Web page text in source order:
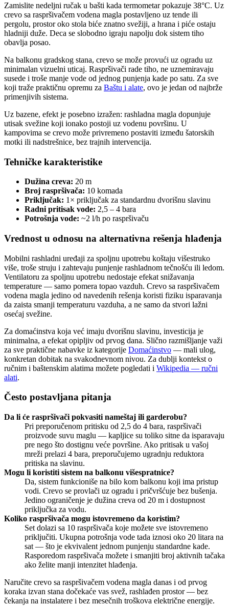
Zamislite nedeljni ručak u bašti kada termometar pokazuje 38°C. Uz
crevo sa raspršivačem vodena magla postavljeno uz tende ili
pergolu, prostor oko stola biće znatno svežiji, a hrana i piće ostaju
hladniji duže. Deca se slobodno igraju napolju dok sistem tiho
obavlja posao.
Na balkonu gradskog stana, crevo se može provući uz ogradu uz
minimalan vizuelni uticaj. Raspršivači rade tiho, ne uznemiravaju
susede i troše manje vode od jednog punjenja kade po satu. Za sve
koji traže praktičnu opremu za Baštu i alate, ovo je jedan od najbrže
primenjivih sistema.
Uz bazene, efekt je posebno izražen: rashladna magla dopunjuje
utisak svežine koji ionako postoji uz vodenu površinu. U
kampovima se crevo može privremeno postaviti između šatorskih
motki ili nadstrešnice, bez trajnih intervencija.
Tehničke karakteristike
Dužina creva: 20 m
Broj raspršivača: 10 komada
Priključak: 1× priključak za standardnu dvorišnu slavinu
Radni pritisak vode: 2,5 – 4 bara
Potrošnja vode: ~2 l/h po raspršivaču
Vrednost u odnosu na alternativna rešenja hlađenja
Mobilni rashladni uređaji za spoljnu upotrebu koštaju višestruko
više, troše struju i zahtevaju punjenje rashladnom tečnošću ili ledom.
Ventilatoru za spoljnu upotrebu nedostaje efekat snižavanja
temperature — samo pomera topao vazduh. Crevo sa raspršivačem
vodena magla jedino od navedenih rešenja koristi fiziku isparavanja
da zaista smanji temperaturu vazduha, a ne samo da stvori lažni
osećaj svežine.
Za domaćinstva koja već imaju dvorišnu slavinu, investicija je
minimalna, a efekat opipljiv od prvog dana. Slično razmišljanje važi
za sve praktične nabavke iz kategorije Domaćinstvo — mali ulog,
konkretan dobitak na svakodnevnom nivou. Za dublji kontekst o
ručnim i baštenskim alatima možete pogledati i Wikipedia — ručni
alati.
Često postavljana pitanja
Da li će raspršivači pokvasiti nameštaj ili garderobu?
Pri preporučenom pritisku od 2,5 do 4 bara, raspršivači
proizvode suvu maglu — kapljice su toliko sitne da isparavaju
pre nego što dostignu veće površine. Ako pritisak u vašoj
mreži prelazi 4 bara, preporučujemo ugradnju reduktora
pritiska na slavinu.
Mogu li koristiti sistem na balkonu višespratnice?
Da, sistem funkcioniše na bilo kom balkonu koji ima pristup
vodi. Crevo se provlači uz ogradu i pričvršćuje bez bušenja.
Jedino ograničenje je dužina creva od 20 m i dostupnost
priključka za vodu.
Koliko raspršivača mogu istovremeno da koristim?
Set dolazi sa 10 raspršivača koje možete sve istovremeno
priključiti. Ukupna potrošnja vode tada iznosi oko 20 litara na
sat — što je ekvivalent jednom punjenju standardne kade.
Rasporedom raspršivača možete i smanjiti broj aktivnih tačaka
ako želite manji intenzitet hlađenja.
Naručite crevo sa raspršivačem vodena magla danas i od prvog
koraka izvan stana dočekaće vas svež, rashlađen prostor — bez
čekanja na instalatere i bez mesečnih troškova električne energije.